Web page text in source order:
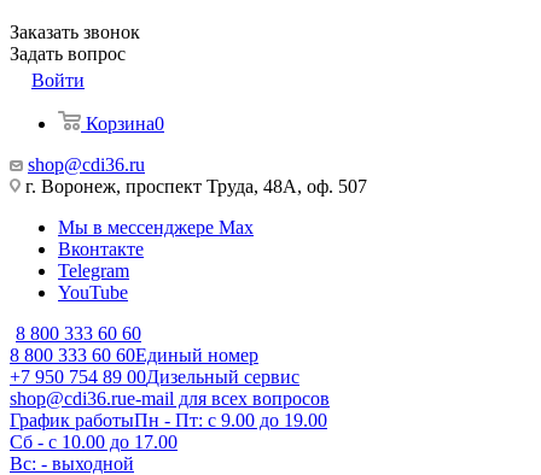
Заказать звонок
Задать вопрос
Войти
Корзина0
shop@cdi36.ru
г. Воронеж, проспект Труда, 48А, оф. 507
Мы в мессенджере Max
Вконтакте
Telegram
YouTube
8 800 333 60 60
8 800 333 60 60Единый номер
+7 950 754 89 00Дизельный сервис
shop@cdi36.rue-mail для всех вопросов
График работыПн - Пт: с 9.00 до 19.00
Сб - с 10.00 до 17.00
Вс: - выходной